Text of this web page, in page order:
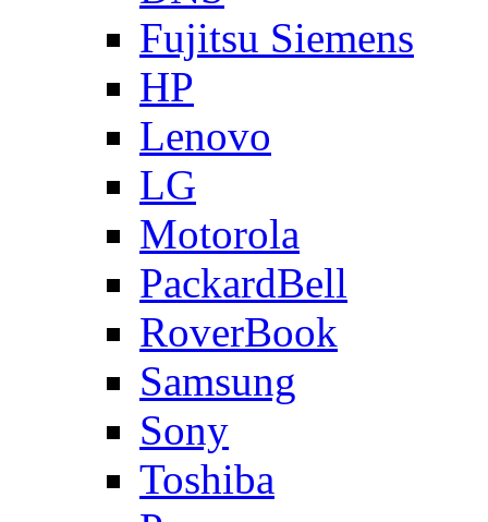
Fujitsu Siemens
HP
Lenovo
LG
Motorola
PackardBell
RoverBook
Samsung
Sony
Toshiba